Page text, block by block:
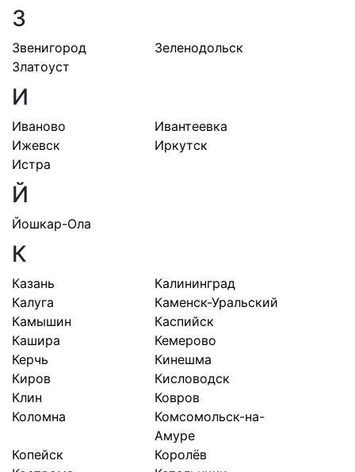
З
Звенигород
Зеленодольск
Златоуст
И
Иваново
Ивантеевка
Ижевск
Иркутск
Истра
Й
Йошкар-Ола
К
Казань
Калининград
Калуга
Каменск-Уральский
Камышин
Каспийск
Кашира
Кемерово
Керчь
Кинешма
Киров
Кисловодск
Клин
Ковров
Коломна
Комсомольск-на-
Амуре
Копейск
Королёв